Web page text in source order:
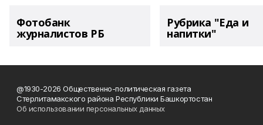
Фотобанк
журналистов РБ
Рубрика "Еда и
напитки"
@1930-2026 Общественно-политическая газета
Стерлитамакского района Республики Башкортостан
Об использовании персональных данных